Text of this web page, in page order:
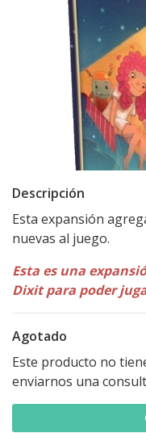
Descripción
Esta expansión
nuevas al juego.
Esta es una
Dixit para poder
Agotado
Este producto no
enviarnos una